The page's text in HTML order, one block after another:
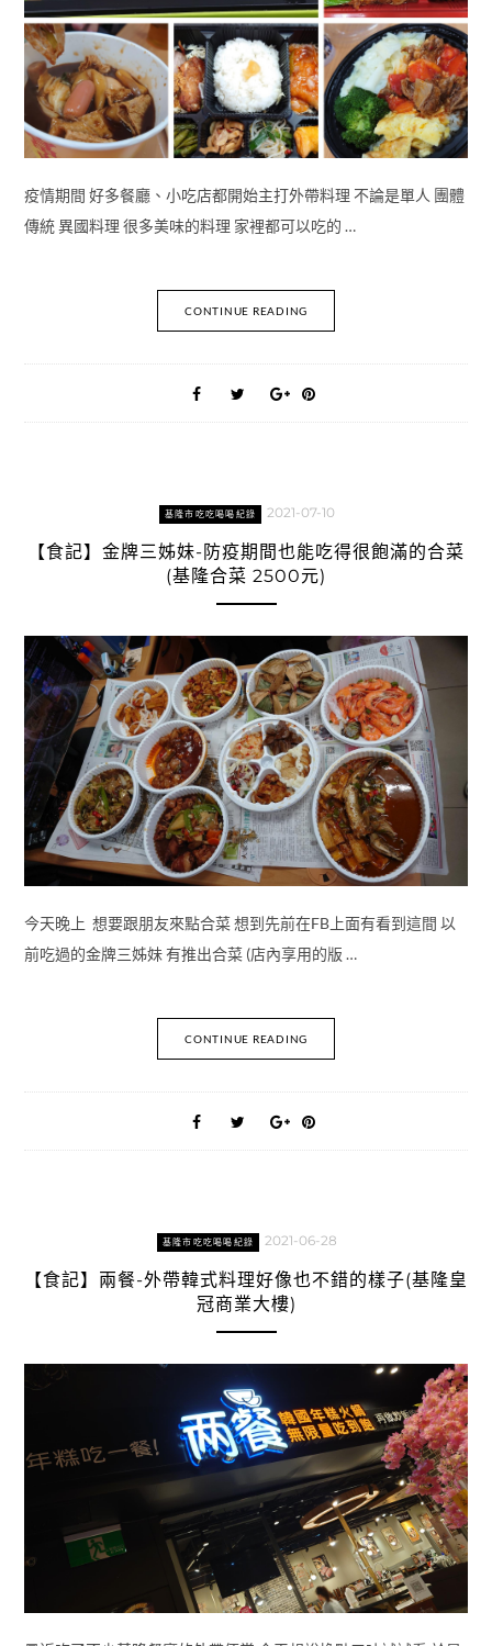
疫情期間 好多餐廳、小吃店都開始主打外帶料理 不論是單人 團體
傳統 異國料理 很多美味的料理 家裡都可以吃的 …
CONTINUE READING
基隆市吃吃喝喝紀錄 2021-07-10
【食記】金牌三姊妹-防疫期間也能吃得很飽滿的合菜
(基隆合菜 2500元)
今天晚上 想要跟朋友來點合菜 想到先前在FB上面有看到這間 以
前吃過的金牌三姊妹 有推出合菜 (店內享用的版 …
CONTINUE READING
基隆市吃吃喝喝紀錄 2021-06-28
【食記】兩餐-外帶韓式料理好像也不錯的樣子(基隆皇
冠商業大樓)